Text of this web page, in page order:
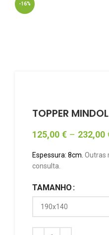
-16%
TOPPER
125,00 € – 232,00
Espessura: 8cm. Outras
consulta.
TAMANHO